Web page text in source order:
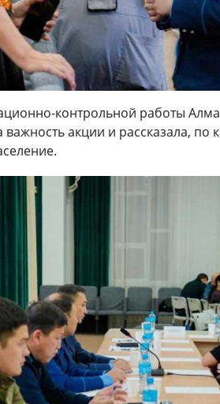
контрольной работы
акции и рассказала, по